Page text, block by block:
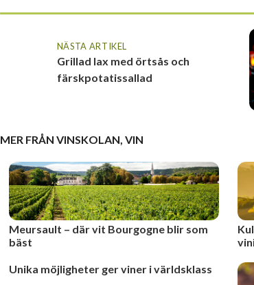
NÄSTA ARTIKEL
Grillad lax med örtsås och
färskpotatissallad
MER FRÅN VINSKOLAN, VIN
Meursault – där vit Bourgogne blir som
bäst
Unika möjligheter ger viner i världsklass